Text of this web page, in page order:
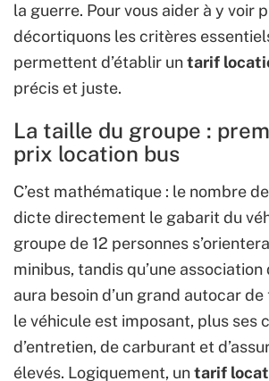
la guerre. Pour vous aider à y voir
décortiquons les critères
permettent d’établir untarif
précis et juste.
La taille du groupe :
prix location bus
C’est mathématique : le nombre
dicte directement le gabarit du
groupe de 12 personnes
minibus, tandis qu’une
aura besoin d’un grand autocar
le véhicule est imposant, plus ses
d’entretien, de carburant et
élevés. Logiquement, untarif